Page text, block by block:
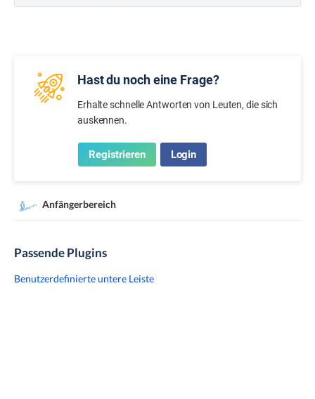
Hast du noch eine Frage?
Erhalte schnelle Antworten von Leuten, die sich
auskennen.
Registrieren Login
Anfängerbereich
Passende Plugins
Benutzerdefinierte untere Leiste